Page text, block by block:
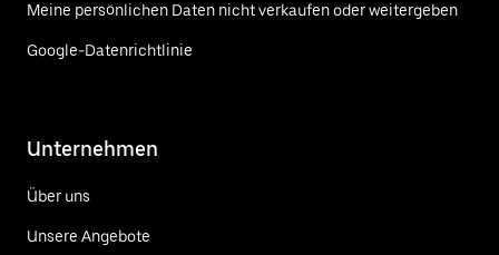
Meine persönlichen Daten nicht verkaufen oder weitergeben
Google-Datenrichtlinie
Unternehmen
Über uns
Unsere Angebote